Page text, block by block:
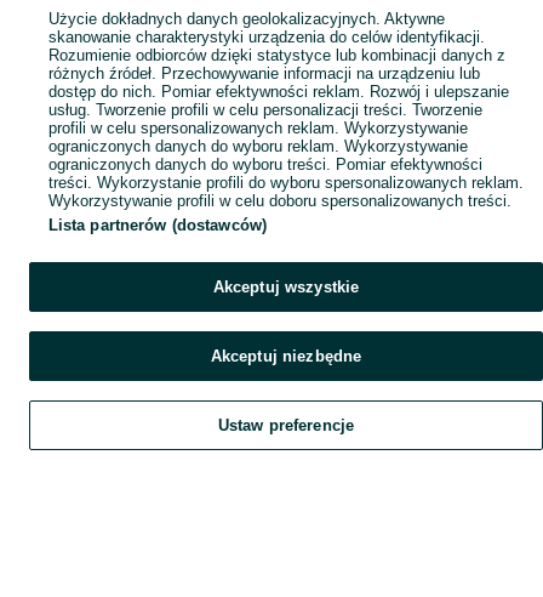
Szukaj Obserwujesz Dodaj Czat Konto
Użycie dokładnych danych geolokalizacyjnych. Aktywne
skanowanie charakterystyki urządzenia do celów identyfikacji.
Rozumienie odbiorców dzięki statystyce lub kombinacji danych z
różnych źródeł. Przechowywanie informacji na urządzeniu lub
dostęp do nich. Pomiar efektywności reklam. Rozwój i ulepszanie
usług. Tworzenie profili w celu personalizacji treści. Tworzenie
profili w celu spersonalizowanych reklam. Wykorzystywanie
ograniczonych danych do wyboru reklam. Wykorzystywanie
ograniczonych danych do wyboru treści. Pomiar efektywności
treści. Wykorzystanie profili do wyboru spersonalizowanych reklam.
Wykorzystywanie profili w celu doboru spersonalizowanych treści.
Lista partnerów (dostawców)
Akceptuj wszystkie
Akceptuj niezbędne
Ustaw preferencje